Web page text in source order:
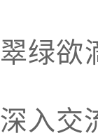
翠绿欲
深入交